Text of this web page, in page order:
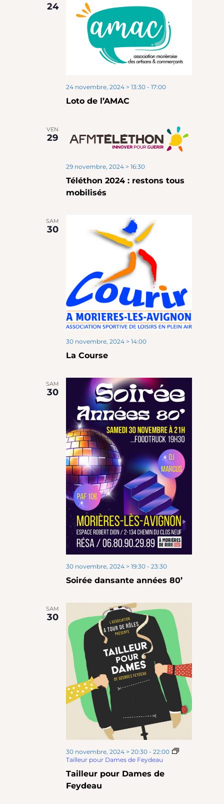
24
Loto de l’AMAC
24 novembre, 2024 > 13:30 -17:00
VEN
29
Téléthon 2024 : restons tous
mobilisés
29 novembre, 2024 > 16:30
SAM
30
La Course
30 novembre, 2024 > 14:00
SAM
30
Soirée dansante années 80’
30 novembre, 2024 > 19:30 -23:30
SAM
30
Tailleur pour Dames de
Feydeau
30 novembre, 2024 > 20:30 -22:00
Tailleur pour Dames de Feydeau